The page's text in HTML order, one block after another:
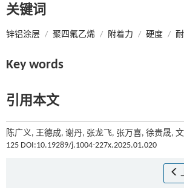
关键词
锌铝涂层 / 聚四氟乙烯 / 附着力 / 硬度 /
Key words
引用本文
陈广义, 王德成, 谢丹, 张龙飞, 张万喜, 徐贵晟,
125 DOI:10.19289/j.1004-227x.2025.01.020